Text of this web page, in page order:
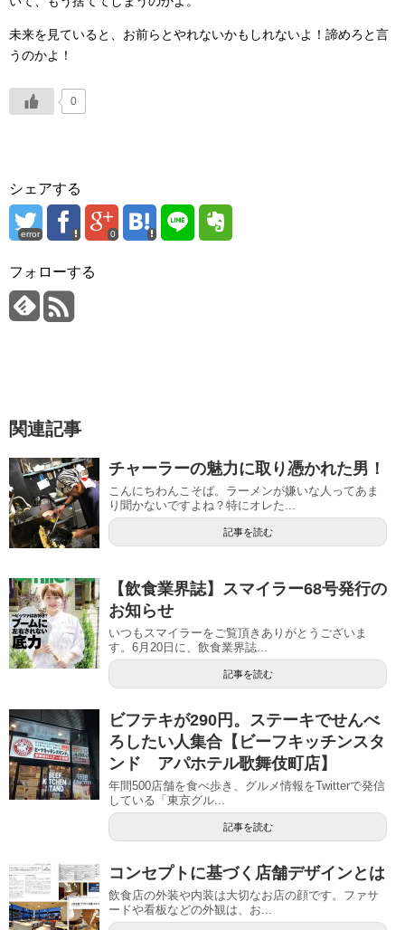
未来を見ていると、お前らとやれないかもしれないよ！諦めろと言
うのかよ！
0
シェアする
error 0
フォローする
関連記事
チャーラーの魅力に取り憑かれた男！
こんにちわんこそば。ラーメンが嫌いな人ってあま
り聞かないですよね？特にオレた...
記事を読む
【飲食業界誌】スマイラー68号発行の
お知らせ
いつもスマイラーをご覧頂きありがとうございま
す。6月20日に、飲食業界誌...
記事を読む
ビフテキが290円。ステーキでせんべ
ろしたい人集合【ビーフキッチンスタ
ンド アパホテル歌舞伎町店】
年間500店舗を食べ歩き、グルメ情報をTwitterで発信
している「東京グル...
記事を読む
コンセプトに基づく店舗デザインとは
飲食店の外装や内装は大切なお店の顔です。ファサ
ードや看板などの外観は、お...